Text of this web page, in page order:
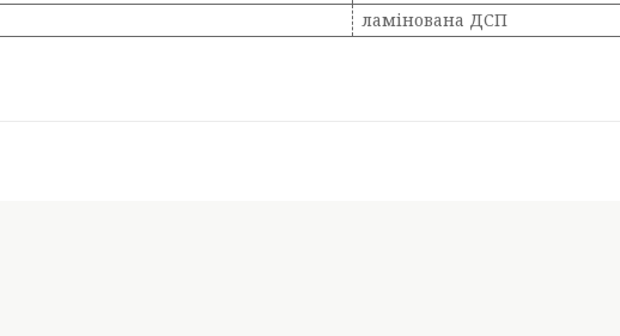
ламінована ДСП